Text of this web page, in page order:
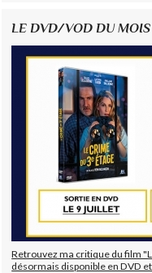
LE DVD/VOD DU MOIS
Retrouvez ma critique du film
désormais disponible en DVD